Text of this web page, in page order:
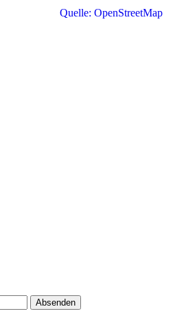
Absenden
Quelle: OpenStreetMap